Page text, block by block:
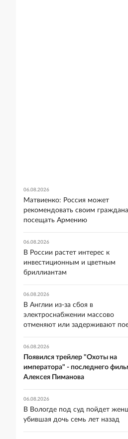
06.08.2026
Матвиенко: Россия может
рекомендовать своим
посещать Армению
06.08.2026
В России растет интерес к
инвестиционным и цветным
бриллиантам
06.08.2026
В Англии из-за сбоя в
электроснабжении массово
отменяют или задерживают
06.08.2026
Появился трейлер "Охоты на
императора" - последнего
Алексея Пиманова
06.08.2026
В Вологде под суд пойдет
убившая дочь семь лет назад